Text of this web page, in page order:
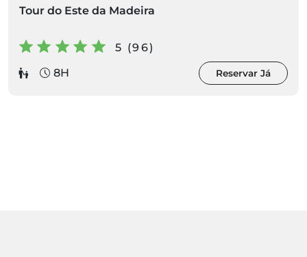
Tour do Este da Madeira
5 (96)
8H
Reservar Já